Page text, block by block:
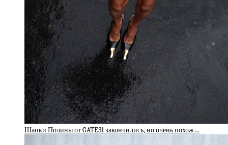
Шапки Полины от GATE31 закончились, но очень похож…